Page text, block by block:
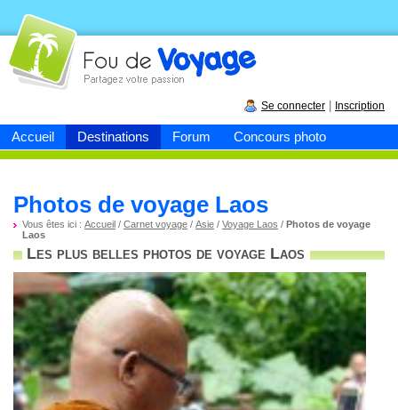
Accueil Destinations Forum Concours photo
Fou devoyage
Se connecter Inscription
Photos de voyage Laos
Vous êtes ici : Accueil / Carnet voyage / Asie / Voyage Laos / Photos de voyage
Laos
Les plus belles photos de voyage Laos